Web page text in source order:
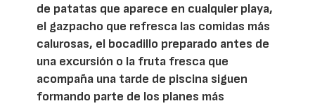
de patatas que aparece en cualquier playa,
el gazpacho que refresca las comidas más
calurosas, el bocadillo preparado antes de
una excursión o la fruta fresca que
acompaña una tarde de piscina siguen
formando parte de los planes más